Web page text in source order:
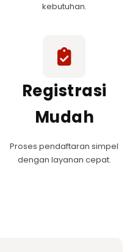
kebutuhan.
Registrasi
Mudah
Proses pendaftaran simpel
dengan layanan cepat.